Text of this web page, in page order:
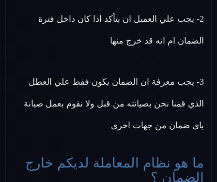
2- يجب علي العميل ان يتأكد اذا كان داخل فترة
الضمان ام انه قد خرج منها
3- يجب معرفة ان الضمان يكون فقط علي العطل
الذي قمنا نحن بصيانته من قبل ولا نقوم بعمل صيانة
باى ضمان من جهات اخرى
ما هو نظام المعاملة لديكم خارج
الضمان ؟